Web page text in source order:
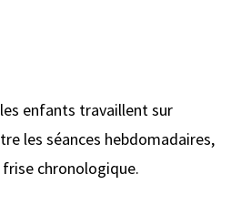
enfants travaillent sur
les séances hebdomadaires,
chronologique.